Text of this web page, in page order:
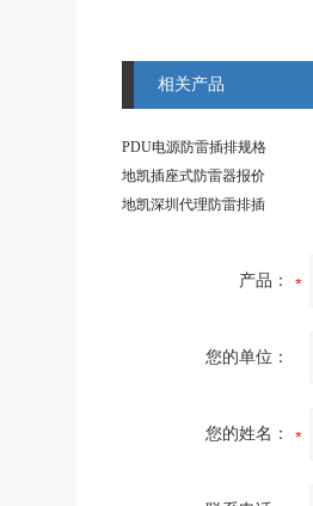
相关产品
PDU电源防雷插排规格
地凯插座式防雷器报价
地凯深圳代理防雷排插
产品：
您的单位：
您的姓名：